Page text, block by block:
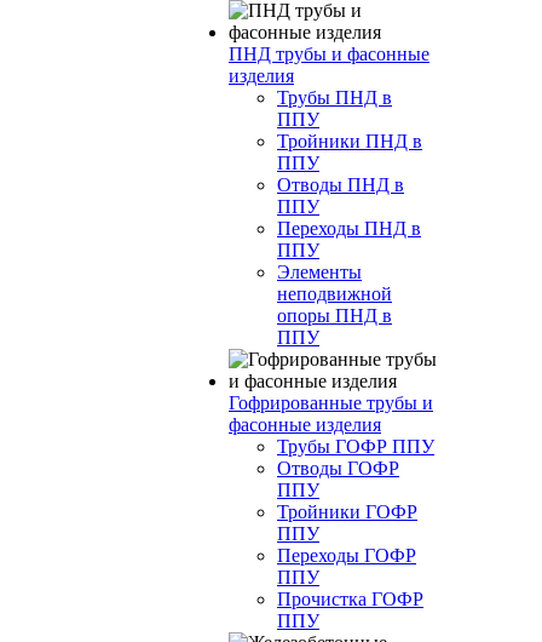
ПНД трубы и фасонные
изделия
Трубы ПНД в
ППУ
Тройники ПНД в
ППУ
Отводы ПНД в
ППУ
Переходы ПНД в
ППУ
Элементы
неподвижной
опоры ПНД в
ППУ
Гофрированные трубы и
фасонные изделия
Трубы ГОФР ППУ
Отводы ГОФР
ППУ
Тройники ГОФР
ППУ
Переходы ГОФР
ППУ
Прочистка ГОФР
ППУ